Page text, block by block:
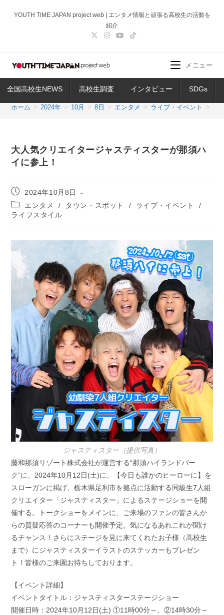
ス
ッ
YOUTH TIME JAPAN project web | エンタメ情報と頑張る高校生の活動を
紹介
全国高校生NEWS 高校生調査 インタビュー SDGs
メニュー
ホーム > 2024年 > 10月 > 8日 > エンタメ > ライブ・イベント >
大人気クリエイタージャスティスターが那須ハ
イに参上！
投
稿
公
開
2024年10月8日
投
稿
ゴ
リ
エンタメ / タウン・スポット / ライブ・イベント
/
ライフスタイル
ジャスティスター（提供写真）
藤和那須リゾート株式会社が運営する“那須ハイランドパー
ク”に、2024年10月12日(土)に、【今日も誰かのヒーローに】を
スローガンに掲げ、栃木県足利市を拠点に活動する同級生7人組
クリエイター「ジャスティスター」によるステージショーを開
催する。トークショーをメインに、ご来場のファンの皆さんか
らの質疑応答のコーナーも開催予定。気になるあれこれが聞け
るチャンス！さらにステージを見に来てくれたお子様（高校生
まで）にジャスティスターイラストのステッカーもプレゼン
ト！皆様のご来園お待ちしております。
【イベント詳細】
イベントタイトル：ジャスティスターステージショー
開催日時：2024年10月12日(土) ①11時00分～、②14時30分～